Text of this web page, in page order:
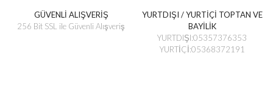
GÜVENLİ ALIŞVERİŞ
256 Bit SSL ile Güvenli Alışveriş
YURTDIŞI / YURTİÇİ TOPTAN VE
BAYİLİK
YURTDIŞI:05357376353
YURTİÇİ:05368372191